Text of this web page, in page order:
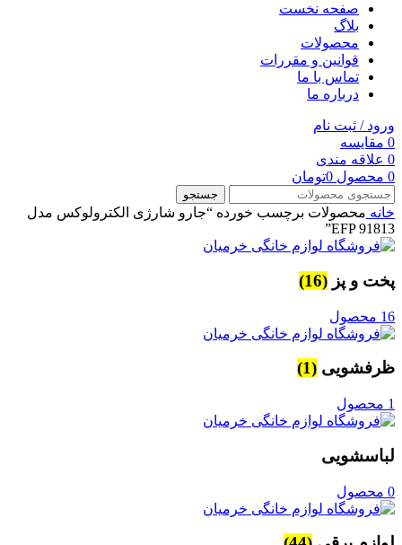
صفحه نخست
بلاگ
محصولات
قوانین و مقررات
تماس با ما
درباره ما
ورود / ثبت نام
0 مقایسه
0 علاقه مندی
0 محصول 0تومان
جستجو
خانه محصولات برچسب خورده “جارو شارژی الکترولوکس مدل
EFP 91813”
پخت و پز (16)
16 محصول
ظرفشویی (1)
1 محصول
لباسشویی
0 محصول